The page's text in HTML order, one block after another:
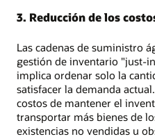
3. Reducción de los
Las cadenas de suministro
gestión de inventario "just-
implica ordenar solo la
satisfacer la demanda
costos de mantener el
transportar más bienes de
existencias no vendidas u